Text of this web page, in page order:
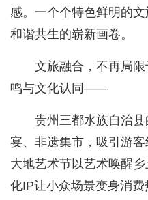
感。一个个特色鲜明的
和谐共生的崭新画卷。
文旅融合，不再局
鸣与文化认同——
贵州三都水族自治县
宴、非遗集市，吸引游
大地艺术节以艺术唤醒
化IP让小众场景变身消